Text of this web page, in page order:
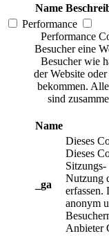
Name
Performance
Performance
Besucher eine
Besucher wie
der Website
bekommen.
sind
Name
_ga
Dieses
Dieses
Nutzung
erfassen.
anonym
Anbieter